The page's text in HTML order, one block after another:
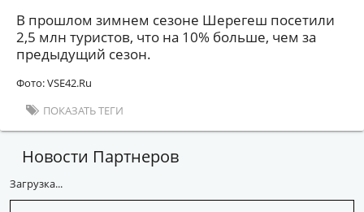
В прошлом зимнем сезоне Шерегеш посетили
2,5 млн туристов, что на 10% больше, чем за
предыдущий сезон.
Фото: VSE42.Ru
ПОКАЗАТЬ ТЕГИ
Новости Партнеров
Загрузка...